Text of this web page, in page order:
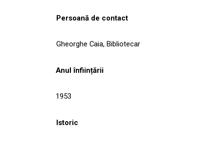
Persoană de contact
Gheorghe Caia, Bibliotecar
Anul înființării
1953
Istoric